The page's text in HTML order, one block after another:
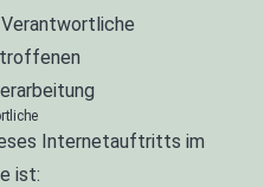
Internetauftritts im
ist: